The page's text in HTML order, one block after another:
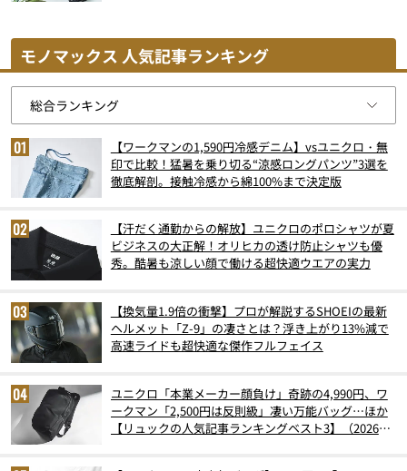
モノマックス 人気記事ランキング
【ワークマンの1,590円冷感デニム】vsユニクロ・無
印で比較！猛暑を乗り切る“涼感ロングパンツ”3選を
徹底解剖。接触冷感から綿100%まで決定版
【汗だく通勤からの解放】ユニクロのポロシャツが夏
ビジネスの大正解！オリヒカの透け防止シャツも優
秀。酷暑も涼しい顔で働ける超快適ウエアの実力
【換気量1.9倍の衝撃】プロが解説するSHOEIの最新
ヘルメット「Z-9」の凄さとは？浮き上がり13%減で
高速ライドも超快適な傑作フルフェイス
ユニクロ「本業メーカー顔負け」奇跡の4,990円、ワ
ークマン「2,500円は反則級」凄い万能バッグ…ほか
【リュックの人気記事ランキングベスト3】（2026年